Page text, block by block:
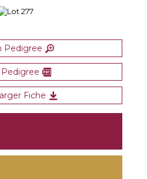
Pedigree
Pedigree
Fiche